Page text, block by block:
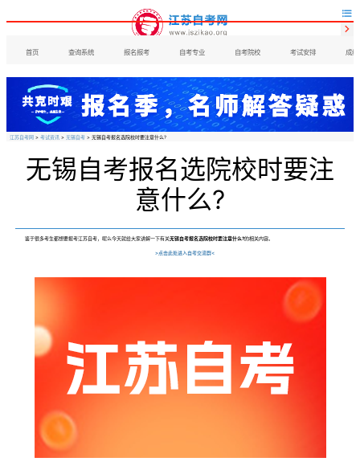

首页 查询系统 报名报考 自考专业 自考院校 考试安排 成绩

江苏自考网 > 考试资讯 > 无锡自考 > 无锡自考报名选院校时要注意什么?
无锡自考报名选院校时要注
意什么?
鉴于很多考生都想要报考江苏自考，呢么今天就给大家讲解一下有关无锡自考报名选院校时要注意什么?的相关内容。
>点击此处进入自考交流群<